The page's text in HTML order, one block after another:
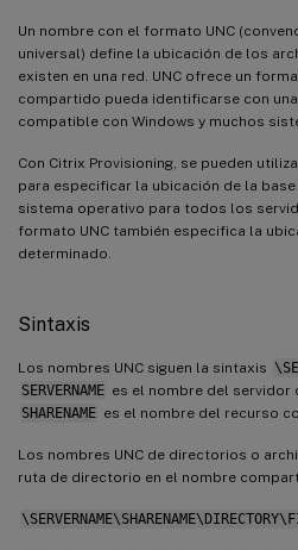
Un nombre con el formato UNC
universal) define la ubicación de los
existen en una red. UNC ofrece un
compartido pueda identificarse con una
compatible con Windows y muchos
Con Citrix Provisioning, se pueden
para especificar la ubicación de la
sistema operativo para todos los
formato UNC también especifica la
determinado.
Sintaxis
Los nombres UNC siguen la sintaxis
SERVERNAME es el nombre del servidor
SHARENAME es el nombre del recurso
Los nombres UNC de directorios o
ruta de directorio en el nombre